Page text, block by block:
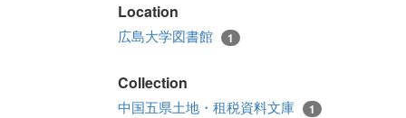
Location
広島大学図書館 1
Collection
中国五県土地・租税資料文庫 1